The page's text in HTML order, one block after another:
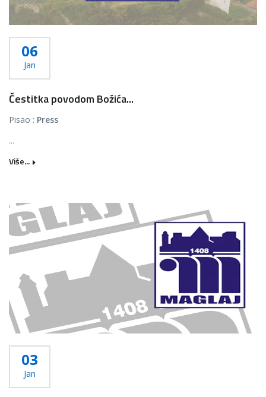
06
Jan
Čestitka povodom Božića...
Pisao : Press
...
Više...
03
Jan